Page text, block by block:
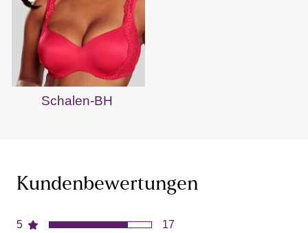
Schalen-BH
Kundenbewertungen
5
17